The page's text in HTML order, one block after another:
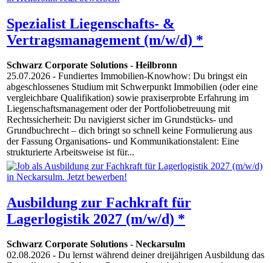
Spezialist Liegenschafts- &
Vertragsmanagement (m/w/d) *
Schwarz Corporate Solutions - Heilbronn
25.07.2026 - Fundiertes Immobilien-Knowhow: Du bringst ein
abgeschlossenes Studium mit Schwerpunkt Immobilien (oder eine
vergleichbare Qualifikation) sowie praxiserprobte Erfahrung im
Liegenschaftsmanagement oder der Portfoliobetreuung mit
Rechtssicherheit: Du navigierst sicher im Grundstücks- und
Grundbuchrecht – dich bringt so schnell keine Formulierung aus
der Fassung Organisations- und Kommunikationstalent: Eine
strukturierte Arbeitsweise ist für...
Ausbildung zur Fachkraft für
Lagerlogistik 2027 (m/w/d) *
Schwarz Corporate Solutions - Neckarsulm
02.08.2026 - Du lernst während deiner dreijährigen Ausbildung das